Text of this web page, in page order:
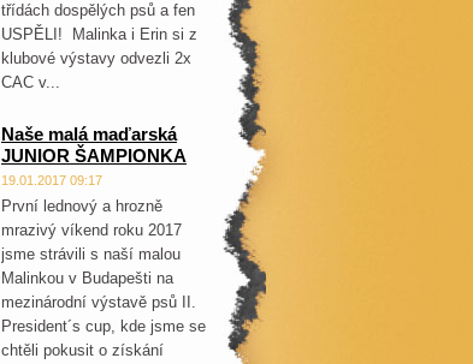
třídách dospělých psů a fen
USPĚLI! Malinka i Erin si z
klubové výstavy odvezli 2x
CAC v...
Naše malá maďarská
JUNIOR ŠAMPIONKA
19.01.2017 09:17
První lednový a hrozně
mrazivý víkend roku 2017
jsme strávili s naší malou
Malinkou v Budapešti na
mezinárodní výstavě psů II.
President´s cup, kde jsme se
chtěli pokusit o získání